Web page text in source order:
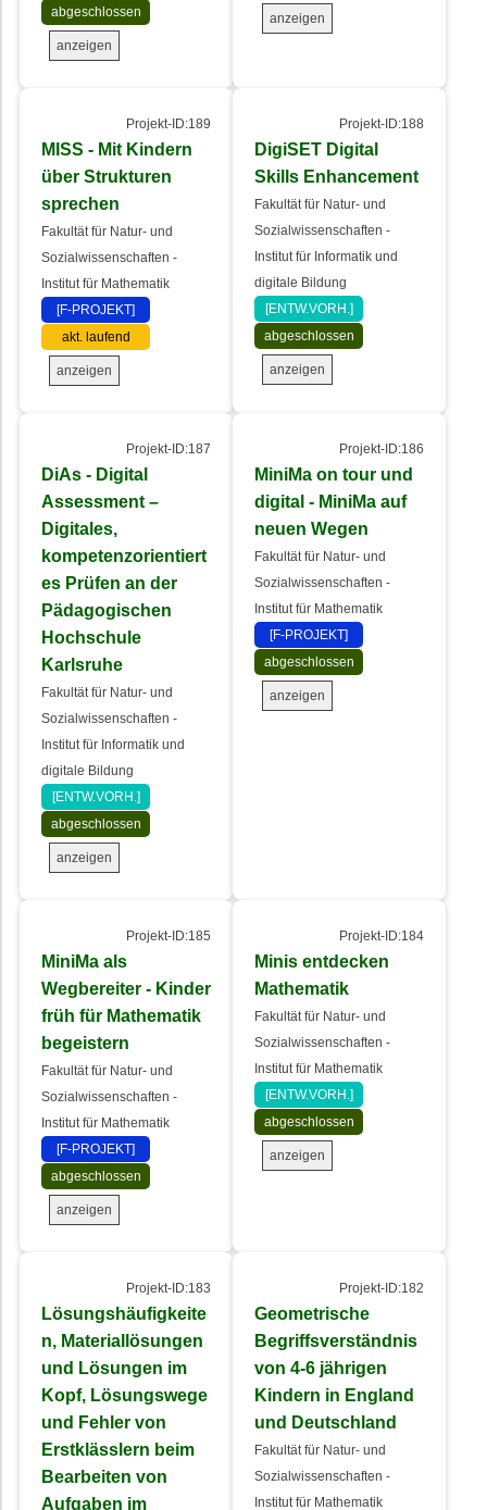
abgeschlossen
anzeigen
anzeigen
Projekt-ID:189
MISS - Mit Kindern
über Strukturen
sprechen
Fakultät für Natur- und
Sozialwissenschaften -
Institut für Mathematik
[F-PROJEKT]
akt. laufend
anzeigen
Projekt-ID:188
DigiSET Digital
Skills Enhancement
Fakultät für Natur- und
Sozialwissenschaften -
Institut für Informatik und
digitale Bildung
[ENTW.VORH.]
abgeschlossen
anzeigen
Projekt-ID:187
DiAs - Digital
Assessment –
Digitales,
kompetenzorientiert
es Prüfen an der
Pädagogischen
Hochschule
Karlsruhe
Fakultät für Natur- und
Sozialwissenschaften -
Institut für Informatik und
digitale Bildung
[ENTW.VORH.]
abgeschlossen
anzeigen
Projekt-ID:186
MiniMa on tour und
digital - MiniMa auf
neuen Wegen
Fakultät für Natur- und
Sozialwissenschaften -
Institut für Mathematik
[F-PROJEKT]
abgeschlossen
anzeigen
Projekt-ID:185
MiniMa als
Wegbereiter - Kinder
früh für Mathematik
begeistern
Fakultät für Natur- und
Sozialwissenschaften -
Institut für Mathematik
[F-PROJEKT]
abgeschlossen
anzeigen
Projekt-ID:184
Minis entdecken
Mathematik
Fakultät für Natur- und
Sozialwissenschaften -
Institut für Mathematik
[ENTW.VORH.]
abgeschlossen
anzeigen
Projekt-ID:183
Lösungshäufigkeite
n, Materiallösungen
und Lösungen im
Kopf, Lösungswege
und Fehler von
Erstklässlern beim
Bearbeiten von
Aufgaben im
Projekt-ID:182
Geometrische
Begriffsverständnis
von 4-6 jährigen
Kindern in England
und Deutschland
Fakultät für Natur- und
Sozialwissenschaften -
Institut für Mathematik